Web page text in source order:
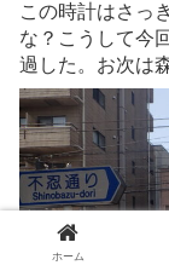
この時計はさっ
な？こうして今
過した。お次は
ホーム